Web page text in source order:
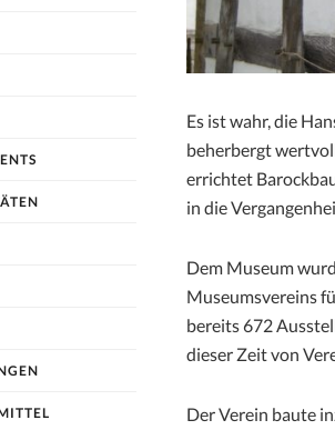
Es ist wahr, die
beherbergt
errichtet
in die
Dem Museum
Museumsvereins
bereits 672
dieser Zeit von
Der Verein baute